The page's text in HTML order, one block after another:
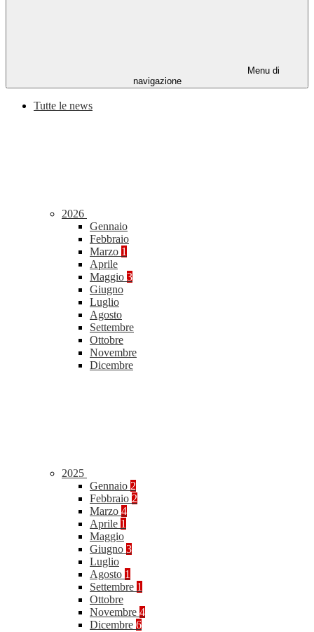
Menu di
navigazione
Tutte le news
2026
Gennaio
Febbraio
Marzo 1
Aprile
Maggio 3
Giugno
Luglio
Agosto
Settembre
Ottobre
Novembre
Dicembre
2025
Gennaio 2
Febbraio 2
Marzo 4
Aprile 1
Maggio
Giugno 3
Luglio
Agosto 1
Settembre 1
Ottobre
Novembre 4
Dicembre 6